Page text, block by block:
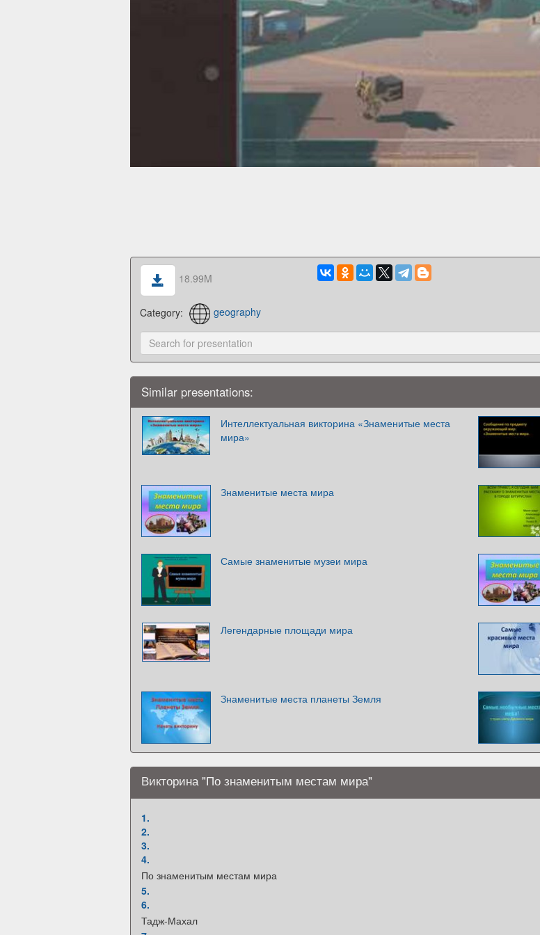
18.99M
Category: geography
Similar presentations:
Интеллектуальная викторина «Знаменитые места
мира»
Знаменитые места мира
Самые знаменитые музеи мира
Легендарные площади мира
Знаменитые места планеты Земля
Викторина "По знаменитым местам мира"
1.
2.
3.
4.
По знаменитым местам мира
5.
6.
Тадж-Махал